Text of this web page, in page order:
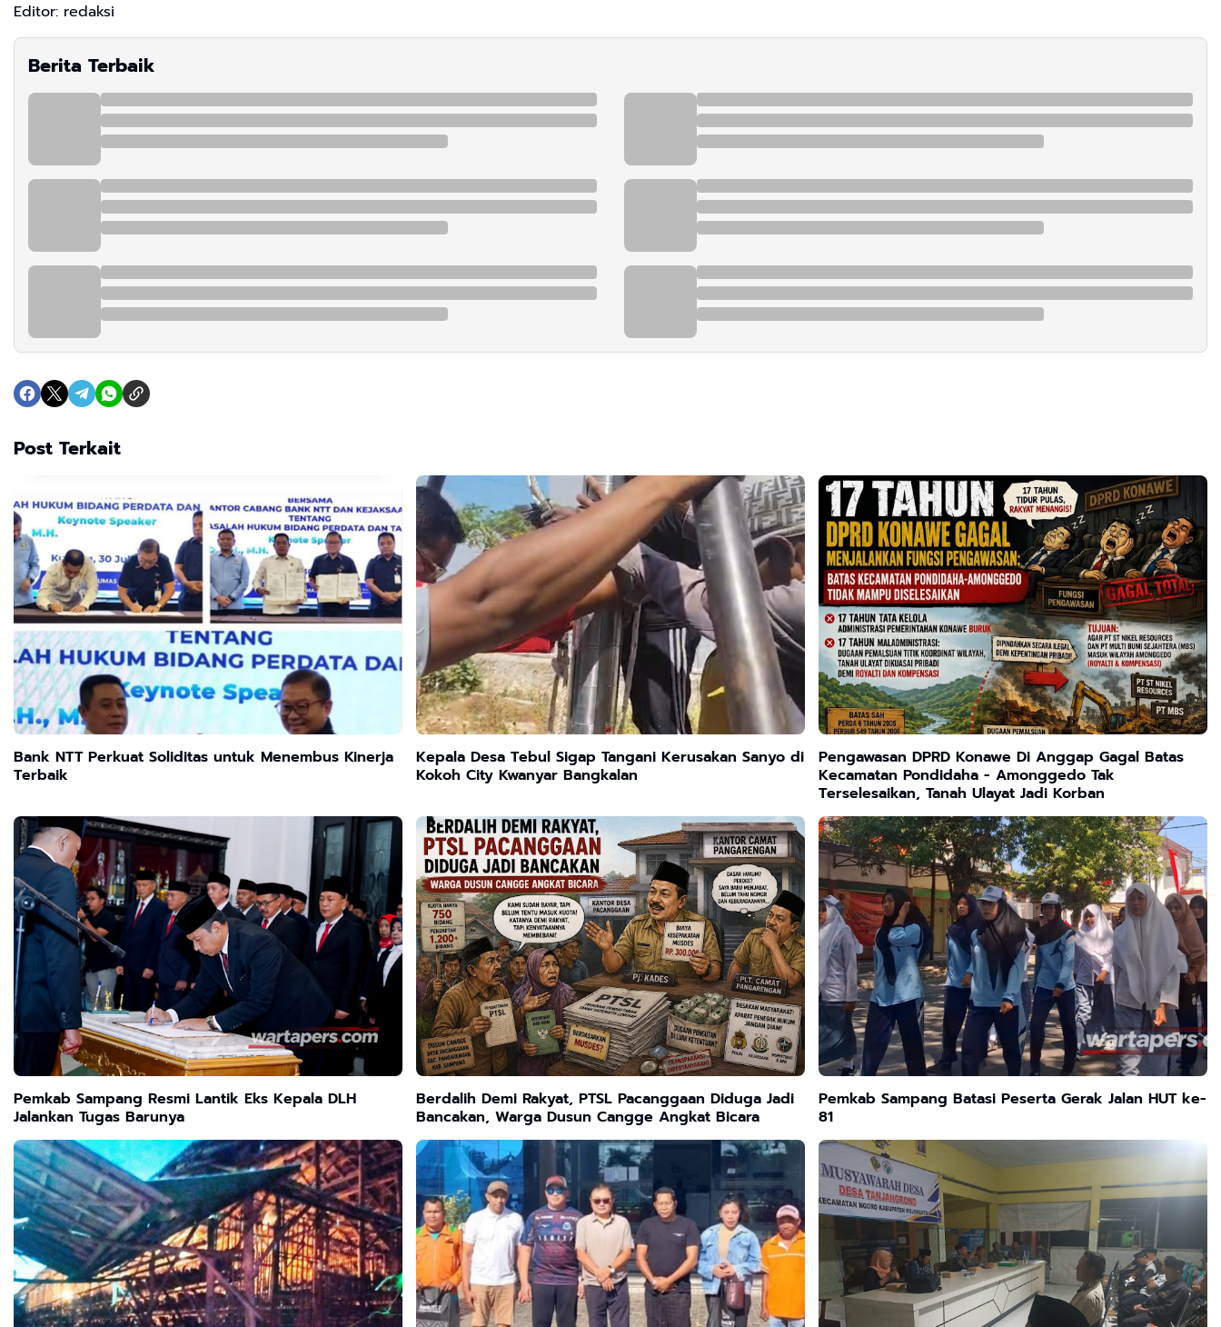
Editor: redaksi
Berita Terbaik
Post Terkait
Bank NTT Perkuat Soliditas untuk Menembus Kinerja
Terbaik
Kepala Desa Tebul Sigap Tangani Kerusakan Sanyo di
Kokoh City Kwanyar Bangkalan
Pengawasan DPRD Konawe Di Anggap Gagal Batas
Kecamatan Pondidaha - Amonggedo Tak
Terselesaikan, Tanah Ulayat Jadi Korban
Pemkab Sampang Resmi Lantik Eks Kepala DLH
Jalankan Tugas Barunya
Berdalih Demi Rakyat, PTSL Pacanggaan Diduga Jadi
Bancakan, Warga Dusun Cangge Angkat Bicara
Pemkab Sampang Batasi Peserta Gerak Jalan HUT ke-
81